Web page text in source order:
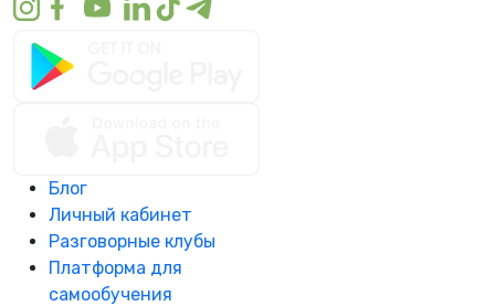
Блог
Личный кабинет
Разговорные клубы
Платформа для
самообучения